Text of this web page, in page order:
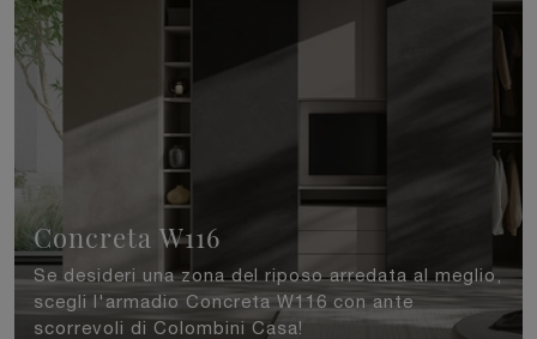
Concreta W116
Se desideri una zona del riposo arredata al meglio,
scegli l'armadio Concreta W116 con ante
scorrevoli di Colombini Casa!